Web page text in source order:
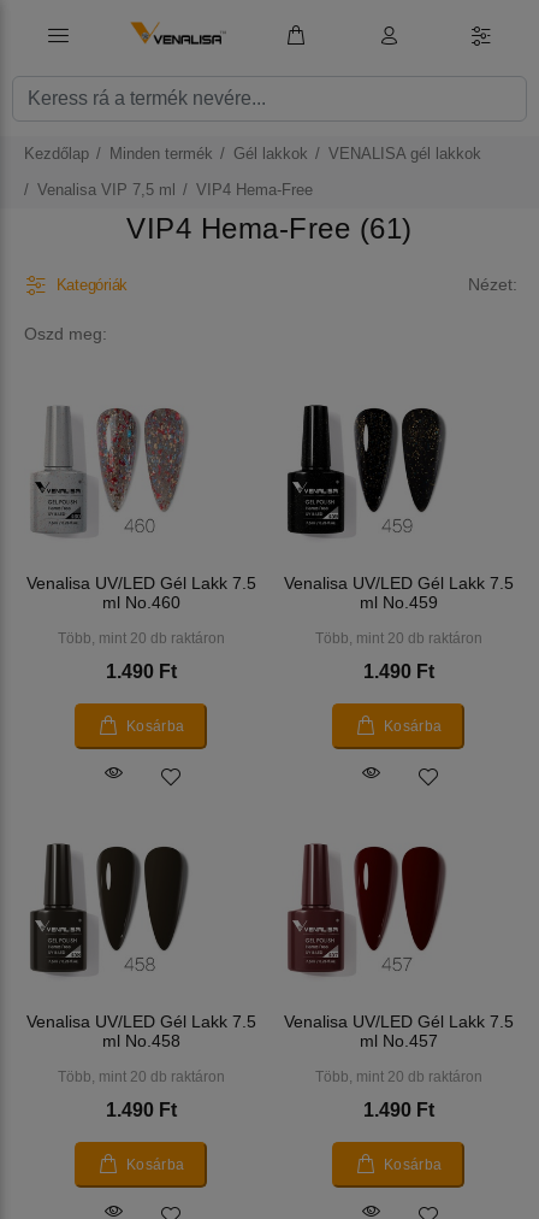
Kezdőlap Minden termék Gél lakkok
VENALISA gél lakkok
Venalisa VIP 7,5 ml
VIP4 Hema-Free
VIP4 Hema-Free (61)
Kategóriák Nézet:
Oszd meg:
Venalisa UV/LED Gél Lakk 7.5
ml No.460
Több, mint 20 db raktáron
1.490 Ft
Kosárba
Venalisa UV/LED Gél Lakk 7.5
ml No.459
Több, mint 20 db raktáron
1.490 Ft
Kosárba
Venalisa UV/LED Gél Lakk 7.5
ml No.458
Több, mint 20 db raktáron
1.490 Ft
Kosárba
Venalisa UV/LED Gél Lakk 7.5
ml No.457
Több, mint 20 db raktáron
1.490 Ft
Kosárba